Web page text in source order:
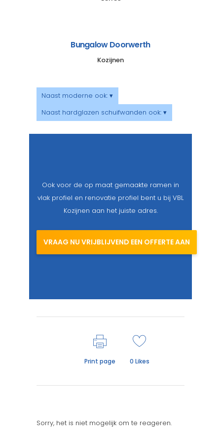
Bungalow Doorwerth
Kozijnen
Naast moderne ook: ▾
Naast hardglazen schuifwanden ook: ▾
Ook voor de op maat gemaakte ramen in
vlak profiel en renovatie profiel bent u bij VBL
Kozijnen aan het juiste adres.
VRAAG NU VRIJBLIJVEND EEN OFFERTE AAN
Print page 0 Likes
Sorry, het is niet mogelijk om te reageren.